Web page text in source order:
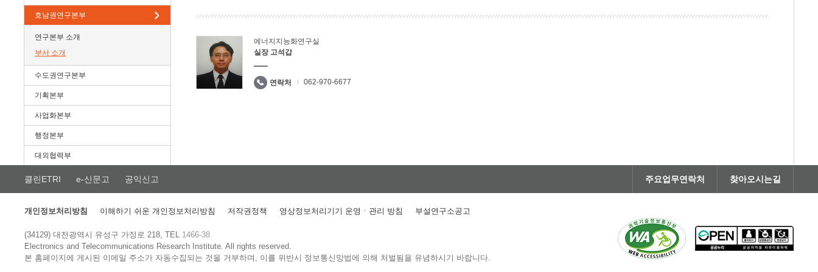
호남권연구본부
연구본부 소개
부서 소개
수도권연구본부
기획본부
사업화본부
행정본부
대외협력부
에너지지능화연구실
실장 고석갑
연락처 062-970-6677
클린ETRI e-신문고 공익신고 주요업무연락처 찾아오시는길
개인정보처리방침 이해하기 쉬운 개인정보처리방침 저작권정책 영상정보처리기기 운영ㆍ관리 방침 부설연구소공고
(34129) 대전광역시 유성구 가정로 218, TEL 1466-38
Electronics and Telecommunications Research Institute.All rights reserved.
본 홈페이지에 게시된 이메일 주소가 자동수집되는 것을 거부하며, 이를 위반시 정보통신망법에 의해 처벌됨을 유념하시기 바랍니다.